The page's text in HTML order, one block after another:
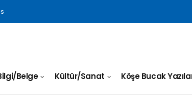
Belge Kültür/Sanat Köşe Bucak